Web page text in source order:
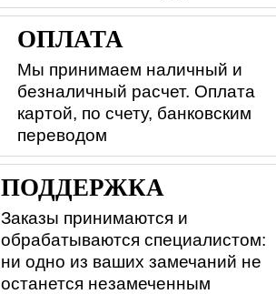
ОПЛАТА
Мы принимаем наличный и
безналичный расчет. Оплата
картой, по счету, банковским
переводом
ПОДДЕРЖКА
Заказы принимаются и
обрабатываются специалистом:
ни одно из ваших замечаний не
останется незамеченным